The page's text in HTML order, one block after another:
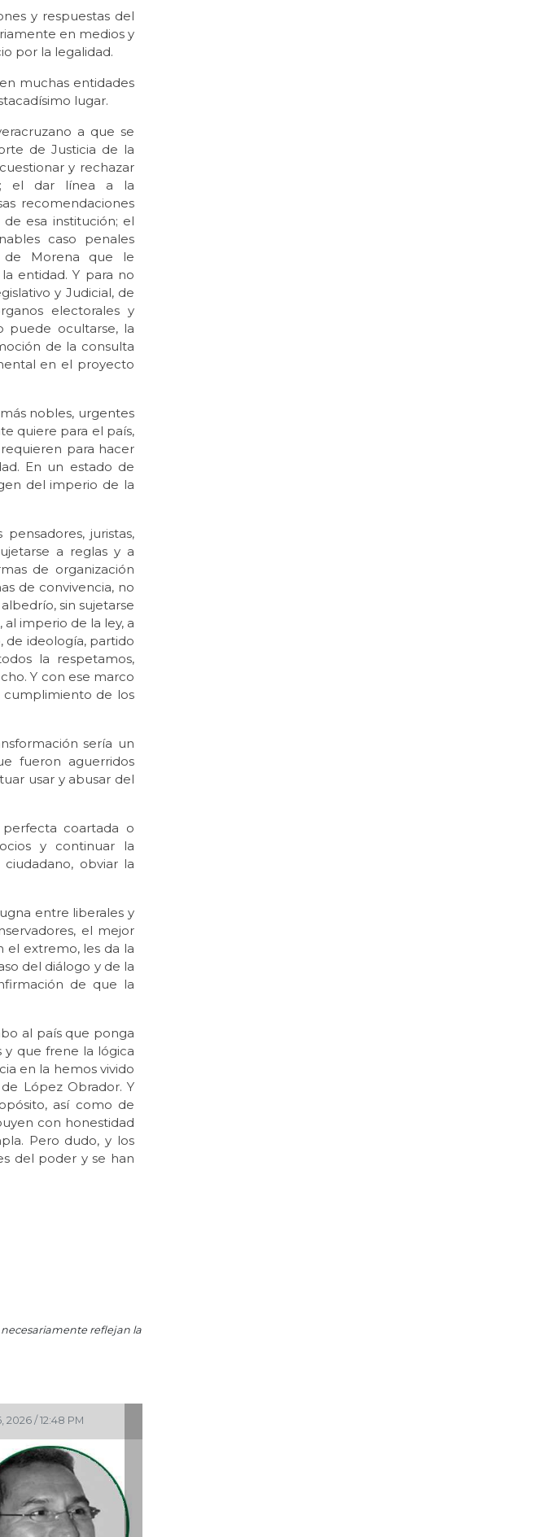
y respuestas del
en medios y
por la legalidad.
muchas entidades
lugar.
a que se
de Justicia de la
y rechazar
el dar línea a la
recomendaciones
esa institución; el
caso penales
de Morena que le
entidad. Y para no
y Judicial, de
electorales y
puede ocultarse, la
de la consulta
en el proyecto
nobles, urgentes
quiere para el país,
para hacer
En un estado de
del imperio de la
juristas,
a reglas y a
de organización
de convivencia, no
sin sujetarse
imperio de la ley, a
de ideología, partido
la respetamos,
Y con ese marco
cumplimiento de los
sería un
fueron aguerridos
usar y abusar del
coartada o
y continuar la
obviar la
entre liberales y
el mejor
el extremo, les da la
del diálogo y de la
de que la
al país que ponga
y que frene la lógica
en la hemos vivido
López Obrador. Y
así como de
con honestidad
Pero dudo, y los
del poder y se han
necesariamente reflejan la
Ago 05, 2026 / 9:42 AM